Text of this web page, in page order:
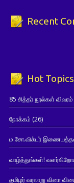
Recent
Hot Topics
85 சித்தர் நூல்கள்
நோக்கம் (26)
ம.சோ.விக்டர்
வாழ்த்துங்கள்!
தமிழர் வரலாறு வினா